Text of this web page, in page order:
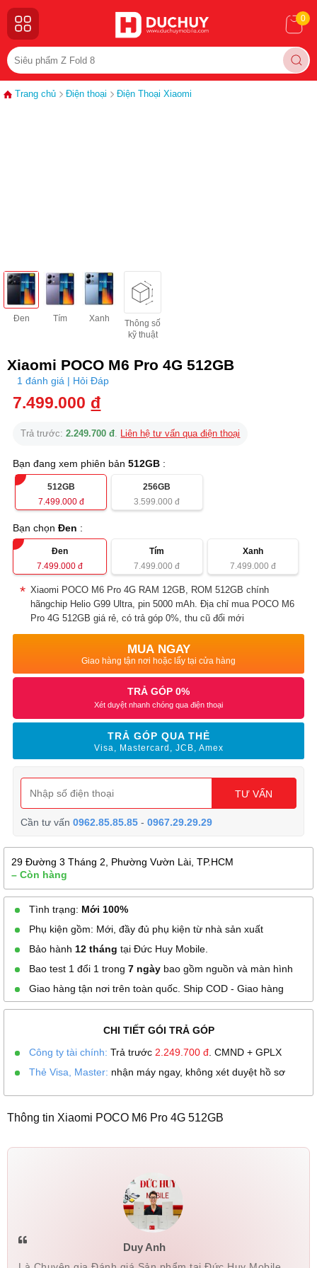
0
Trang chủ Điện thoại Điện Thoại Xiaomi
Đen Tím Xanh
Thông số
kỹ thuật
Xiaomi POCO M6 Pro 4G 512GB
1 đánh giá | Hỏi Đáp
7.499.000 đ
Trả trước:2.249.700 đ. Liên hệ tư vấn qua điện thoại
Bạn đang xem phiên bản512GB :
512GB
7.499.000đ
256GB
3.599.000 đ
Bạn chọnĐen :
Đen
7.499.000 đ
Tím
7.499.000 đ
Xanh
7.499.000 đ
Xiaomi POCO M6 Pro 4G RAM 12GB, ROM 512GB chính
hãngchip Helio G99 Ultra, pin 5000 mAh. Địa chỉ mua POCO M6
Pro 4G 512GB giá rẻ, có trả góp 0%, thu cũ đổi mới
MUA NGAY
Giao hàng tận nơi hoặc lấy tại cửa hàng
TRẢ GÓP 0%
Xét duyệt nhanh chóng qua điện thoại
TRẢ GÓP QUA THẺ
Visa, Mastercard, JCB, Amex
TƯ VẤN
Cần tư vấn0962.85.85.85 -0967.29.29.29
29 Đường 3 Tháng 2, Phường Vườn Lài, TP.HCM
– Còn hàng
Tình trạng: Mới 100%
Phụ kiện gồm: Mới, đầy đủ phụ kiện từ nhà sản xuất
Bảo hành 12 tháng tại Đức Huy Mobile.
Bao test 1 đổi 1 trong 7 ngày bao gồm nguồn và màn hình
Giao hàng tận nơi trên toàn quốc. Ship COD - Giao hàng
CHI TIẾT GÓI TRẢ GÓP
Công ty tài chính: Trả trước 2.249.700 đ . CMND + GPLX
Thẻ Visa, Master: nhận máy ngay, không xét duyệt hồ sơ
Thông tin Xiaomi POCO M6 Pro 4G 512GB
Duy Anh